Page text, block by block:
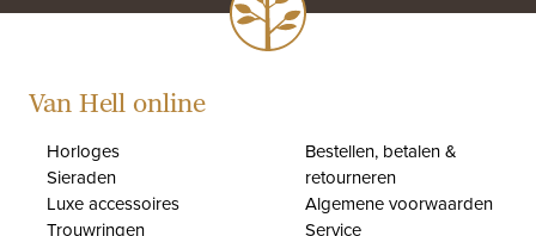
Van Hell online
Horloges
Sieraden
Luxe accessoires
Trouwringen
Bestellen, betalen &
retourneren
Algemene voorwaarden
Service